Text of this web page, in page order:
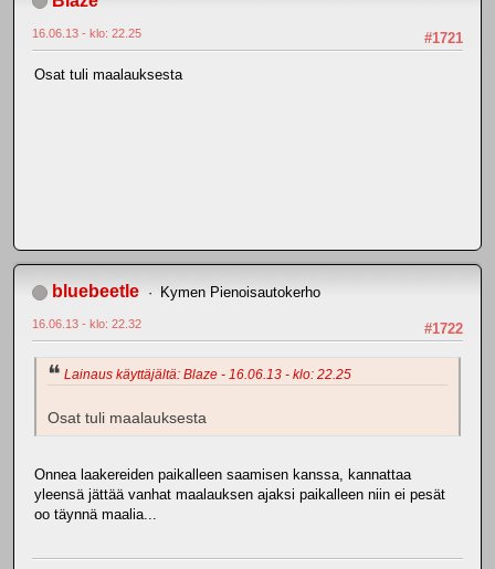
#1721
16.06.13 - klo: 22.25
Osat tuli maalauksesta
bluebeetle Kymen Pienoisautokerho
#1722
16.06.13 - klo: 22.32
Lainaus käyttäjältä: Blaze - 16.06.13 - klo: 22.25
Osat tuli maalauksesta
Onnea laakereiden paikalleen saamisen kanssa, kannattaa
yleensä jättää vanhat maalauksen ajaksi paikalleen niin ei pesät
oo täynnä maalia...